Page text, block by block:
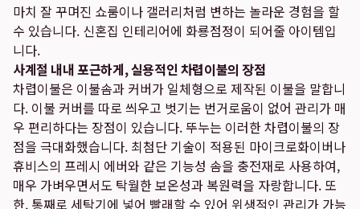
마치 잘 꾸며진 쇼룸이나 갤러리처럼 변하는 놀라운 경험을 할
수 있습니다. 신혼집 인테리어에 화룡점정이 되어줄 아이템입
니다.
사계절 내내 포근하게, 실용적인 차렵이불의 장점
차렵이불은 이불솜과 커버가 일체형으로 제작된 이불을 말합니
다. 이불 커버를 따로 씌우고 벗기는 번거로움이 없어 관리가 매
우 편리하다는 장점이 있습니다. 뚜누는 이러한 차렵이불의 장
점을 극대화했습니다. 최첨단 기술이 적용된 마이크로화이버나
휴비스의 프레시 에버와 같은 기능성 솜을 충전재로 사용하여,
매우 가벼우면서도 탁월한 보온성과 복원력을 자랑합니다. 또
한, 통째로 세탁기에 넣어 빨래할 수 있어 위생적인 관리가 가능